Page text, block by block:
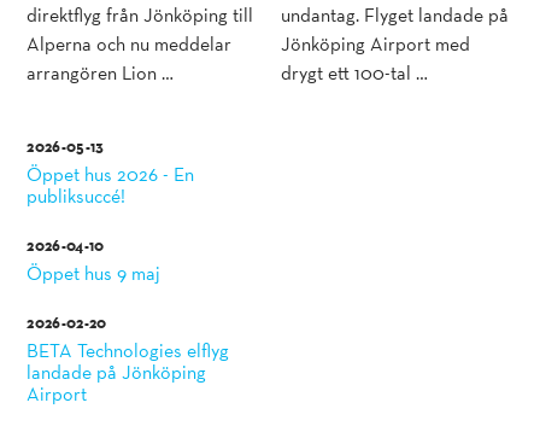
direktflyg från Jönköping till
Alperna och nu meddelar
arrangören Lion …
undantag. Flyget landade på
Jönköping Airport med
drygt ett 100-tal …
2026-05-13
Öppet hus 2026 - En
publiksuccé!
2026-04-10
Öppet hus 9 maj
2026-02-20
BETA Technologies elflyg
landade på Jönköping
Airport